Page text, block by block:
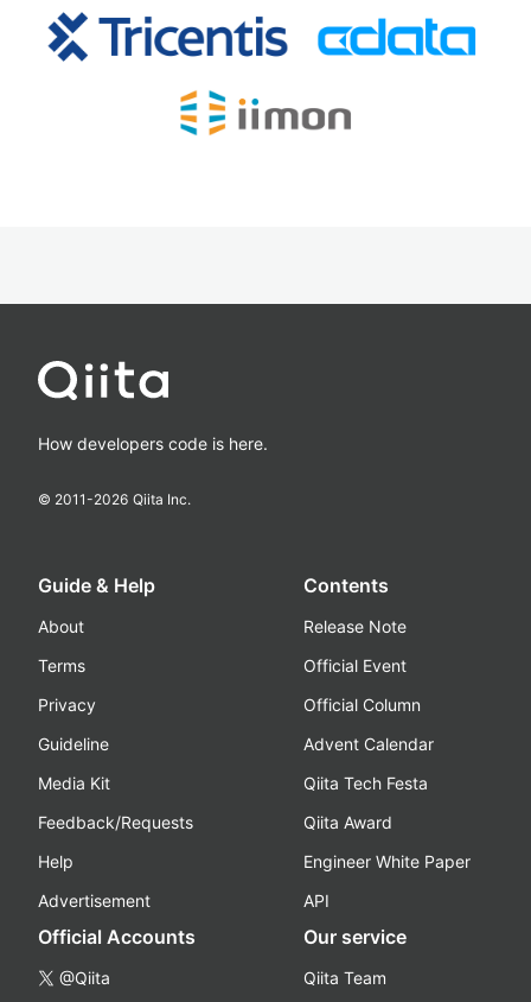
How developers code is here.
© 2011-2026 Qiita Inc.
Guide & Help
About
Terms
Privacy
Guideline
Media Kit
Feedback/Requests
Help
Advertisement
Contents
Release Note
Official Event
Official Column
Advent Calendar
Qiita Tech Festa
Qiita Award
Engineer White Paper
API
Official Accounts
@Qiita
Our service
Qiita Team